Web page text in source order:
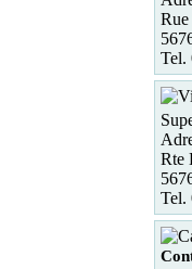
Rue
Tel.
Rte
Tel.